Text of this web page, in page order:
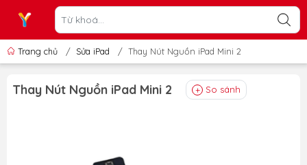
Trang chủ / Sửa iPad / Thay Nút Nguồn iPad Mini 2
Thay Nút Nguồn iPad Mini 2 So sánh